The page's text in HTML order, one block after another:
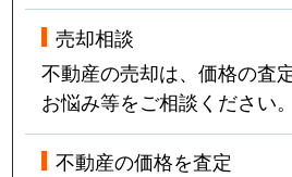
売却相談
不動産の売却は、価格の査
お悩み等をご相談ください。
不動産の価格を査定